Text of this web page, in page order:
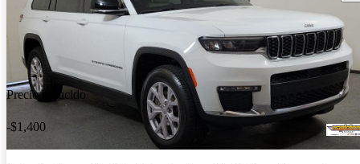
Precio reducido
-$1,400